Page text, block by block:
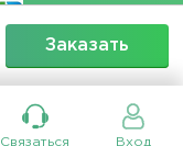
Связаться Вход
Заказать